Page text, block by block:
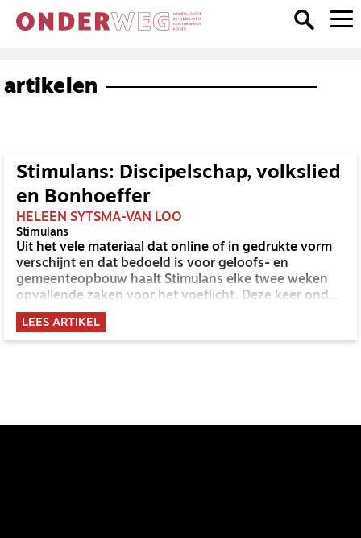
artikelen
Stimulans: Discipelschap, volkslied
en Bonhoeffer
HELEEN SYTSMA-VAN LOO
Stimulans
Uit het vele materiaal dat online of in gedrukte vorm
verschijnt en dat bedoeld is voor geloofs- en
gemeenteopbouw haalt Stimulans elke twee weken
opvallende zaken voor het voetlicht. Deze keer onder
andere een pleidooi om het Wilhelmus niet meer te
zingen in de kerk en toerustingsmateriaal voor pas
verkozen ambtsdragers.
LEES ARTIKEL